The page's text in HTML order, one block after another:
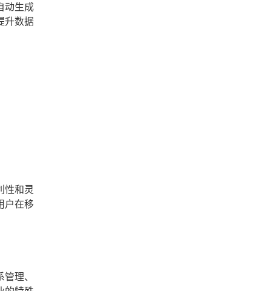
动生成
升数据
性和灵
户在移
理、